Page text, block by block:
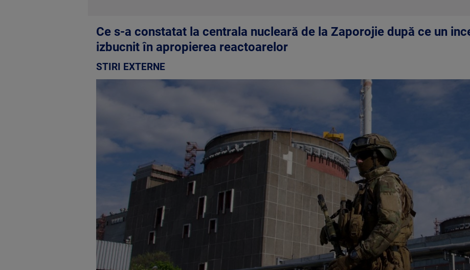
Ce s-a constatat la centrala nucleară de la Zaporojie după ce un
izbucnit în apropierea reactoarelor
STIRI EXTERNE